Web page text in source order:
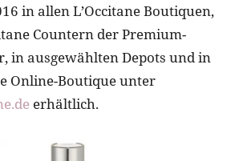
in allen L’Occitane Boutiquen,
Countern der Premium-
in ausgewählten Depots und in
Online-Boutique unter
erhältlich.